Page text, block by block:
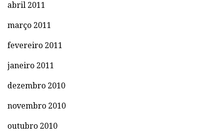
abril 2011
março 2011
fevereiro 2011
janeiro 2011
dezembro 2010
novembro 2010
outubro 2010